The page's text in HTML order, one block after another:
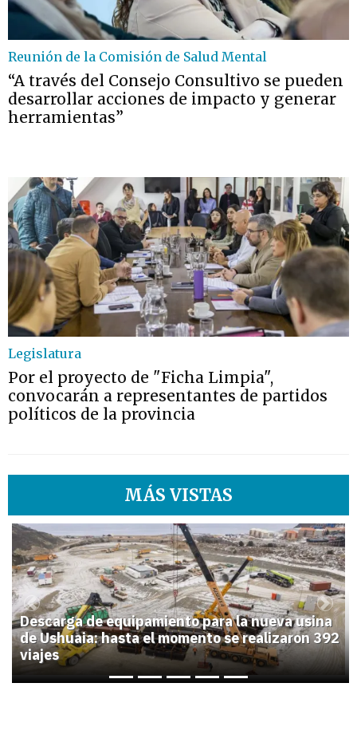
Reunión de la Comisión de Salud Mental
“A través del Consejo Consultivo se pueden
desarrollar acciones de impacto y generar
herramientas”
Legislatura
Por el proyecto de "Ficha Limpia",
convocarán a representantes de partidos
políticos de la provincia
MÁS VISTAS
1
Descarga de equipamiento para la nueva usina
de Ushuaia: hasta el momento se realizaron 392
viajes
Previous Next